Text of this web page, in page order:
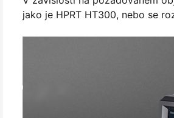
jako je HPRT HT300, nebo se